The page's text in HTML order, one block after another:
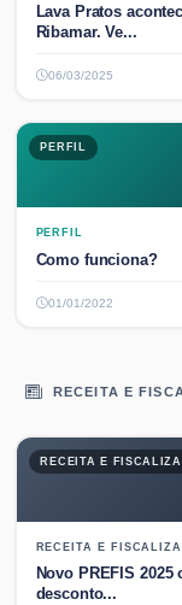
Lava Pratos
Ribamar. Ve...
06/03/2025
PERFIL
PERFIL
Como funciona?
01/01/2022
RECEITA E
RECEITA E
RECEITA E
Novo PREFIS
desconto...